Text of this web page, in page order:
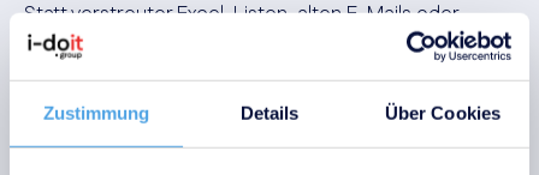
Zustimmung Details Über Cookies
Statt verstreuter Excel-Listen, alten E-Mails oder
Wissensinseln entsteht eine
Dokumentation: Verarbeitungszwecke,
Datenkategorien, Rollen, Anwendungen, Speicherorte,